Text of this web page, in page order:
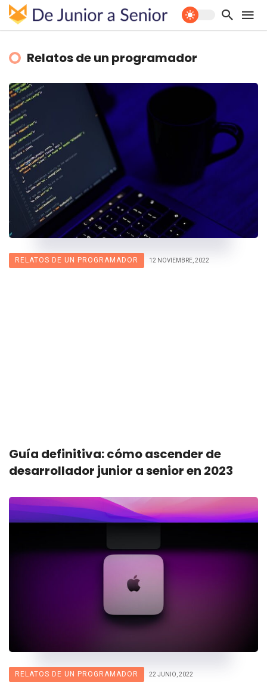
Relatos de un programador
RELATOS DE UN PROGRAMADOR 12 NOVIEMBRE, 2022
Guía definitiva: cómo ascender de
desarrollador junior a senior en 2023
RELATOS DE UN PROGRAMADOR 22 JUNIO, 2022